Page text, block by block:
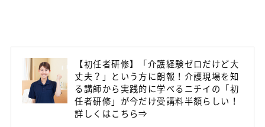
【初任者研修】「介護経験ゼロだけど大
丈夫？」という方に朗報！介護現場を知
る講師から実践的に学べるニチイの「初
任者研修」が今だけ受講料半額らしい！
詳しくはこちら⇒